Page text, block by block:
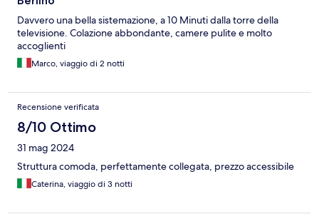
Davvero una bella sistemazione, a 10 Minuti dalla torre della
televisione. Colazione abbondante, camere pulite e molto
accoglienti
Marco, viaggio di 2 notti
Recensione verificata
8/10 Ottimo
31 mag 2024
Struttura comoda, perfettamente collegata, prezzo accessibile
Caterina, viaggio di 3 notti